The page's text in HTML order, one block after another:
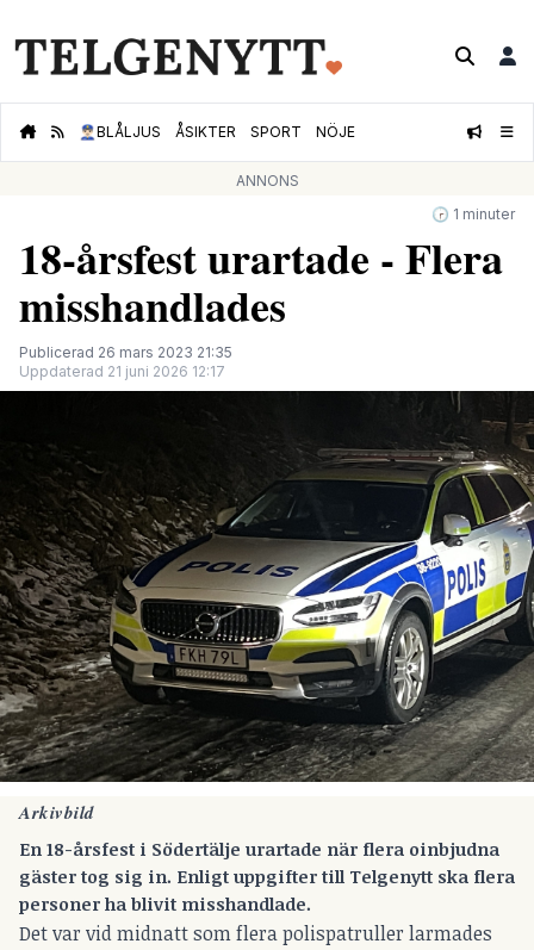
👮🏻‍♂️BLÅLJUS ÅSIKTER SPORT NÖJE
ANNONS
🕝 1 minuter
18-årsfest urartade - Flera
misshandlades
Publicerad 26 mars 2023 21:35
Uppdaterad 21 juni 2026 12:17
Arkivbild
En 18-årsfest i Södertälje urartade när flera oinbjudna
gäster tog sig in. Enligt uppgifter till Telgenytt ska flera
personer ha blivit misshandlade.
Det var vid midnatt som flera polispatruller larmades